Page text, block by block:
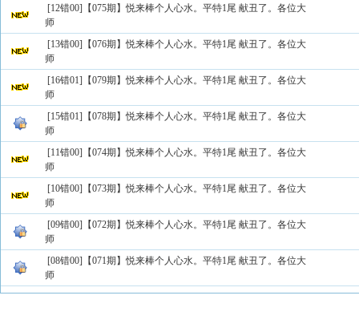
[12错00]【075期】悦来棒个人心水。平特1尾 献丑了。各位大
师
[13错00]【076期】悦来棒个人心水。平特1尾 献丑了。各位大
师
[16错01]【079期】悦来棒个人心水。平特1尾 献丑了。各位大
师
[15错01]【078期】悦来棒个人心水。平特1尾 献丑了。各位大
师
[11错00]【074期】悦来棒个人心水。平特1尾 献丑了。各位大
师
[10错00]【073期】悦来棒个人心水。平特1尾 献丑了。各位大
师
[09错00]【072期】悦来棒个人心水。平特1尾 献丑了。各位大
师
[08错00]【071期】悦来棒个人心水。平特1尾 献丑了。各位大
师